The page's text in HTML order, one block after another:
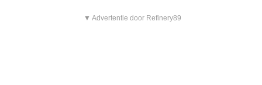
▼ Advertentie door Refinery89